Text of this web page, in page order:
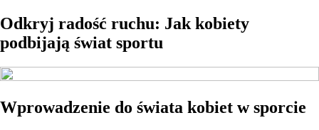
Odkryj radość ruchu: Jak kobiety
podbijają świat sportu
Wprowadzenie do świata kobiet w sporcie